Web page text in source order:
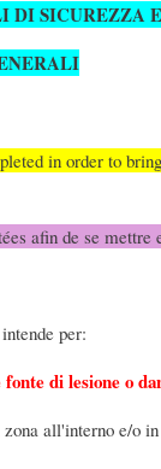
DI SICUREZZA
in order to
afin de se mettre
per:
di lesione o
all'interno e/o